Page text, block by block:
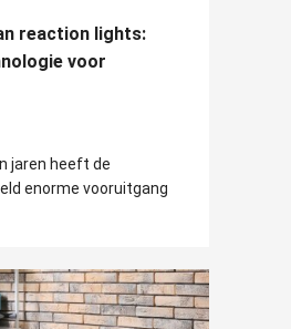
reaction lights:
voor
jaren heeft de
enorme vooruitgang